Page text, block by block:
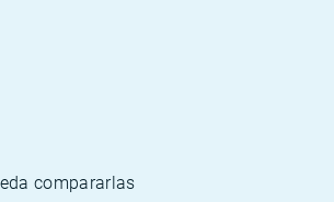
compararlas